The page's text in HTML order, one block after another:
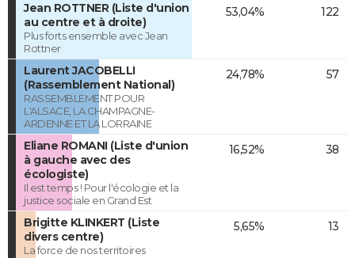
Jean ROTTNER (Liste d'union
au centre et à droite)
Plus forts ensemble avec Jean
Rottner
53,04% 122
Laurent JACOBELLI
(Rassemblement National)
RASSEMBLEMENT POUR
L'ALSACE, LA CHAMPAGNE-
ARDENNE ET LA LORRAINE
24,78% 57
Eliane ROMANI (Liste d'union
à gauche avec des
écologiste)
Il est temps ! Pour l'écologie et la
justice sociale en Grand Est
16,52% 38
Brigitte KLINKERT (Liste
divers centre)
La force de nos territoires
5,65% 13